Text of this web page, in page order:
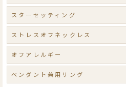
スターセッティング
ストレスオフネックレス
オフアレルギー
ペンダント兼用リング